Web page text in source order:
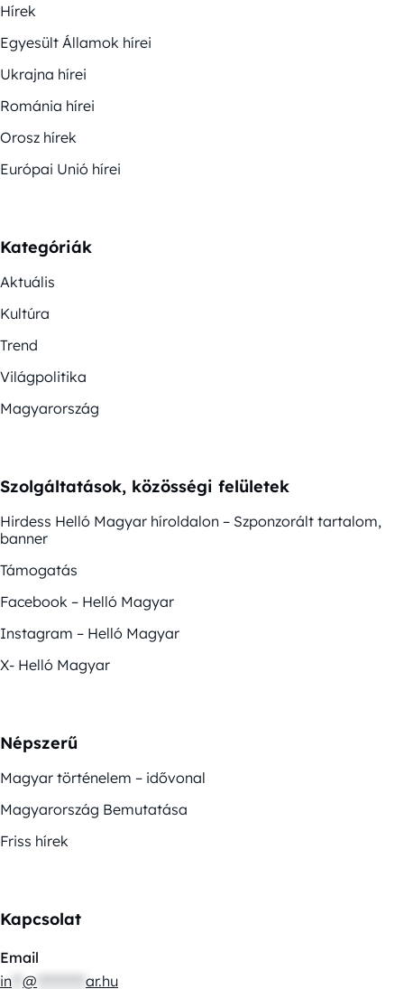
Hírek
Egyesült Államok hírei
Ukrajna hírei
Románia hírei
Orosz hírek
Európai Unió hírei
Kategóriák
Aktuális
Kultúra
Trend
Világpolitika
Magyarország
Szolgáltatások, közösségi felületek
Hirdess Helló Magyar híroldalon – Szponzorált tartalom,
banner
Támogatás
Facebook – Helló Magyar
Instagram – Helló Magyar
X- Helló Magyar
Népszerű
Magyar történelem – idővonal
Magyarország Bemutatása
Friss hírek
Kapcsolat
Email
in @ ar.hu